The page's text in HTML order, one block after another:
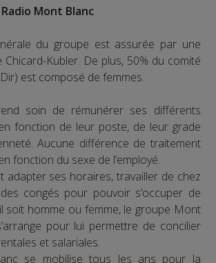
Mont Blanc
du groupe est assurée par une
Chicard-Kubler. De plus, 50% du comité
est composé de femmes.
soin de rémunérer ses différents
fonction de leur poste, de leur grade
Aucune différence de traitement
fonction du sexe de l’employé.
adapter ses horaires, travailler de chez
congés pour pouvoir s’occuper de
soit homme ou femme, le groupe Mont
pour lui permettre de concilier
et salariales.
se mobilise tous les ans pour la